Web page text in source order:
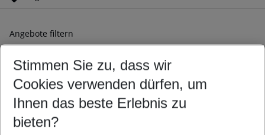
Angebote filtern
Ändern Sie Ihre Kriterien nach Ihren Wünschen
Abflughafen wählen
Beliebiger Abflughafen
Reisezeitraum wählen
09.08.26– 07.08.27 5-8 Nächte
Stimmen Sie zu, dass wir
Cookies verwenden dürfen, um
Ihnen das beste Erlebnis zu
bieten?